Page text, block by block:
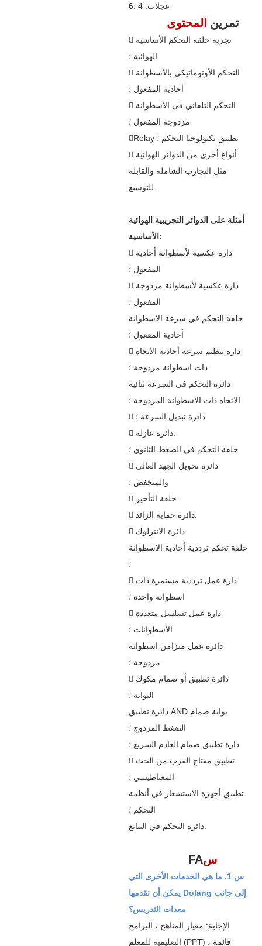
6. عجلات: 4
تمرين المحتوى
 تجربة حلقة التحكم الأساسية
الهوائية ؛
 التحكم الأوتوماتيكي بالأسطوانة
أحادية المفعول ؛
 التحكم التلقائي في الأسطوانة
مزدوجة المفعول ؛
Relay تطبيق تكنولوجيا التحكم ؛
 أنواع أخرى من الدوائر الهوائية
مثل التجارب الشاملة والقابلة
أمثلة على الدوائر التجريبية الهوائية
الأساسية:
 دارة عكسية لأسطوانة أحادية
المفعول ؛
 دارة عكسية لأسطوانة مزدوجة
المفعول ؛
حلقة التحكم في سرعة الاسطوانة
أحادية المفعول ؛
 دارة تنظيم سرعة أحادية الاتجاه
ذات اسطوانة مزدوجة ؛
دائرة التحكم في السرعة ثنائية
الاتجاه ذات الاسطوانة المزدوجة ؛
 دائرة تبديل السرعة ؛
 دائرة عازلة.
حلقة التحكم في الضغط الثانوي ؛
 دائرة تحويل الجهد العالي
والمنخفض ؛
 دائرة حماية الزائد.
 دائرة الانترلوك.
حلقة تحكم ترددية أحادية الاسطوانة
؛
 دارة عمل ترددية مستمرة ذات
اسطوانة واحدة ؛
 دارة عمل تسلسل متعددة
الأسطوانات ؛
دائرة عمل متزامن اسطوانة
مزدوجة ؛
 دائرة تطبيق أو صمام مكوك
البوابة ؛
دائرة تطبيق AND بوابة صمام
الضغط المزدوج ؛
دارة تطبيق صمام العادم السريع ؛
 تطبيق مفتاح القرب من الحث
المغناطيسي ؛
تطبيق أجهزة الاستشعار في أنظمة
التحكم ؛
دائرة التحكم في التتابع.
FAس
س 1. ما هي الخدمات الأخرى التي
يمكن أن تقدمها Dolang إلى جانب
معدات التدريس؟
الإجابة: معيار المناهج ، البرامج
التعليمية للمعلم (PPT) ، قائمة